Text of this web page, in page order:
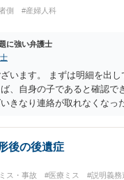
との関係 17 生活基盤の安定
れ体制 20 地域の支援機能
談所側からすると、17・18
ありますので、たとえば、
親族等の手厚い援助が得ら
ないかぎりはなかなか認め
担当者は、中には問題のあ
は子どもの立場に立って動
付けられるので、家庭復帰の
側 #産婦人科
に強い弁護士
います。 まずは明細を出し
、自身の子であると確認で
きなり連絡が取れなくなっ
か。 代理人となる場合で
場合、交渉をお受けすると
後の後遺症
ス・事故 #医療ミス #説明義務